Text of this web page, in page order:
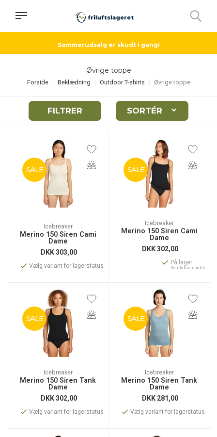
Sommerudsalg er skudt i gang!
Øvrige toppe
Forside Beklædning Outdoor T-shirts Øvrige toppe
FILTRER SORTÉR
SALE
Icebreaker
Merino 150 Siren Cami
Dame
DKK303,00
Vælg variant for lagerstatus
SALE
Icebreaker
Merino 150 Siren Cami
Dame
DKK302,00
På lager
Se status i butik
SALE
Icebreaker
Merino 150 Siren Tank
Dame
DKK302,00
Vælg variant for lagerstatus
SALE
Icebreaker
Merino 150 Siren Tank
Dame
DKK 281,00
Vælg variant for lagerstatus